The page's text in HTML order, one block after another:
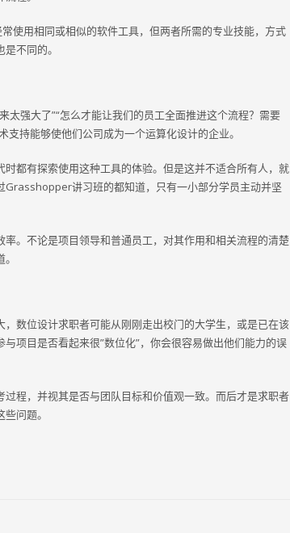
使用相同或相似的软件工具，但两者所需的专业技能，方式
不同的。
强大了”“怎么才能让我们的员工全面推进这个流程？需要
持能够使他们公司成为一个运算化设计的企业。
都有探索使用这种工具的体验。但是这并不适合所有人，就
讲习班的都知道，只有一小部分学员主动并坚
。不论是项目领导和普通员工，对其作用和相关流程的清楚
数位设计求职者可能从刚刚走出校门的大学生，或是已在该
项目是否看起来很”数位化”，你会很容易做出他们能力的误
程，并视其是否与团队目标和价值观一致。而后才是求职者
问题。